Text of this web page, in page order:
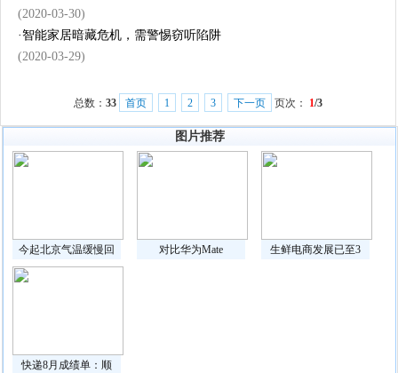
(2020-03-30)
·智能家居暗藏危机，需警惕窃听陷阱
(2020-03-29)
总数： 33 首页 1 2 3 下一页 页次： 1/3
图片推荐
今起北京气温缓慢回 对比华为Mate 生鲜电商发展已至3
快递8月成绩单：顺